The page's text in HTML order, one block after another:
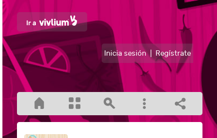
Inicia sesión Regístrate